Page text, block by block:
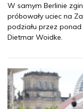
W samym Berlinie
próbowały uciec na
podziału przez ponad
Dietmar Woidke.